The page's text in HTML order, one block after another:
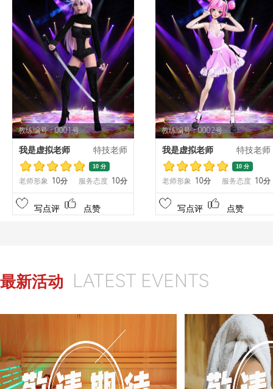
教练编号：0001号
我是虚拟老师 特技老师
10 分
老师形象 10分 服务态度 10分
写点评 点赞
教练编号：0002号
我是虚拟老师 特技老师
10 分
老师形象 10分 服务态度 10分
写点评 点赞
最新活动 LATEST EVENTS